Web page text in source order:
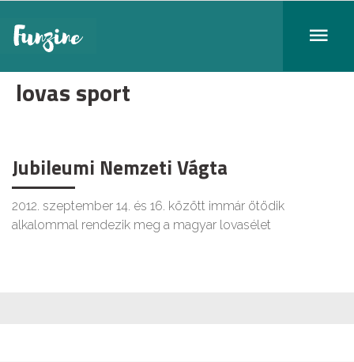
lovas sport
Jubileumi Nemzeti Vágta
2012. szeptember 14. és 16. között immár ötödik
alkalommal rendezik meg a magyar lovasélet